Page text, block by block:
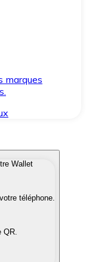
marques
intéressent
monnaie
Wallet
téléphone.
QR.